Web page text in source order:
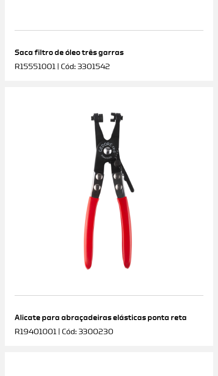
Saca filtro de óleo três garras
R15551001 | Cód: 3301542
Alicate para abraçadeiras elásticas ponta reta
R19401001 | Cód: 3300230